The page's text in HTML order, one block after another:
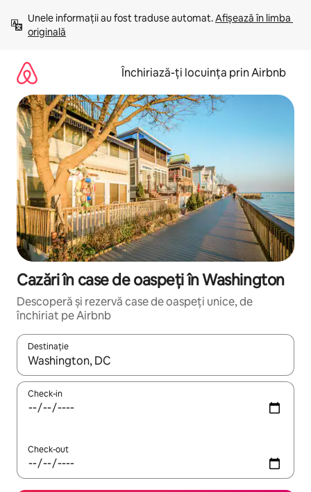
mergi
conținut
Unele informații au fost traduse automat. Afișează în limba
originală
Închiriază-ți locuința prin Airbnb
Cazări în case de oaspeți în Washington
Descoperă și rezervă case de oaspeți unice, de
închiriat pe Airbnb
Destinație
Când se încarcă rezultatele, navighează folosind tastele
Check-in
Check-out